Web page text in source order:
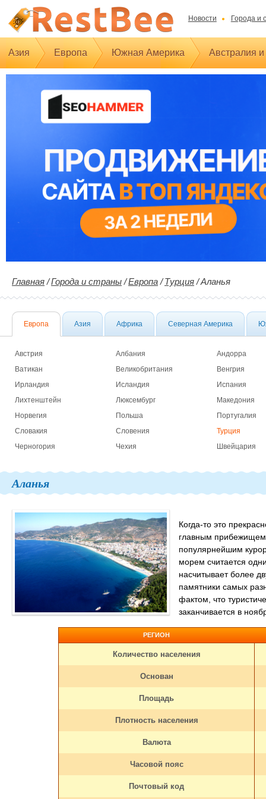
Новости Города и
Азия Европа Южная Америка Австралия
Главная /Города и страны /Европа / Турция /Аланья
Европа Азия Африка Северная Америка
Австрия Албания
Андорра
Ватикан
Великобритания
Венгрия
Ирландия
Исландия
Испания
Лихтенштейн
Люксембург
Македония
Норвегия
Польша
Португалия
Словакия
Словения
Турция
Черногория
Чехия Швейцария
Аланья
Когда-то это
главным прибежищем
популярнейшим
морем считается
насчитывает более
памятники самых
фактом, что
заканчивается в
РЕГИОН
Количество населения
Основан
Площадь
Плотность населения
Валюта
Часовой пояс
Почтовый код